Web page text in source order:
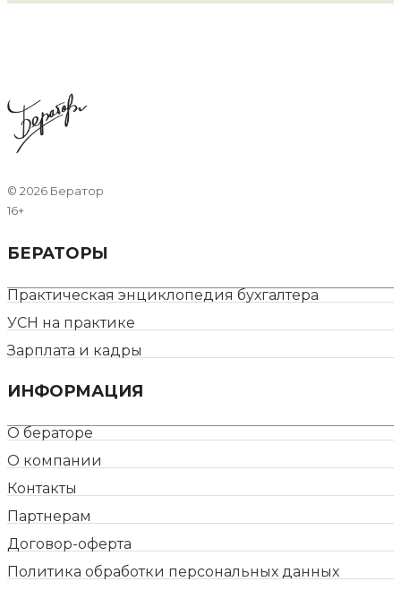
© 2026 Бератор
16+
БЕРАТОРЫ
Практическая энциклопедия бухгалтера
УСН на практике
Зарплата и кадры
ИНФОРМАЦИЯ
О бераторе
О компании
Контакты
Партнерам
Договор-оферта
Политика обработки персональных данных